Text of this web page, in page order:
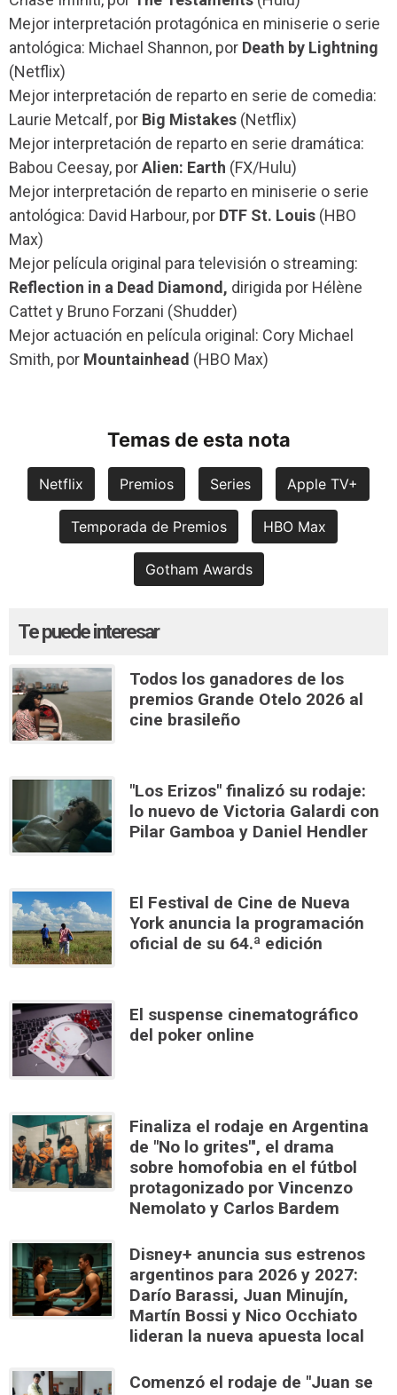
Mejor interpretación protagónica en miniserie o serie
antológica: Michael Shannon, por Death by Lightning
(Netflix)
Mejor interpretación de reparto en serie de comedia:
Laurie Metcalf, por Big Mistakes (Netflix)
Mejor interpretación de reparto en serie dramática:
Babou Ceesay, porAlien: Earth (FX/Hulu)
Mejor interpretación de reparto en miniserie o serie
antológica: David Harbour, por DTF St. Louis (HBO
Max)
Mejor película original para televisión o streaming:
Reflection in a Dead Diamond, dirigida por Hélène
Cattet y Bruno Forzani (Shudder)
Mejor actuación en película original: Cory Michael
Smith, por Mountainhead (HBO Max)
Temas de esta nota
Netflix Premios Series Apple TV+
Temporada de Premios HBO Max
Gotham Awards
Te puede interesar
Todos los ganadores de los
premios Grande Otelo 2026 al
cine brasileño
"Los Erizos" finalizó su rodaje:
lo nuevo de Victoria Galardi con
Pilar Gamboa y Daniel Hendler
El Festival de Cine de Nueva
York anuncia la programación
oficial de su 64.ª edición
El suspense cinematográfico
del poker online
Finaliza el rodaje en Argentina
de "No lo grites"', el drama
sobre homofobia en el fútbol
protagonizado por Vincenzo
Nemolato y Carlos Bardem
Disney+ anuncia sus estrenos
argentinos para 2026 y 2027:
Darío Barassi, Juan Minujín,
Martín Bossi y Nico Occhiato
lideran la nueva apuesta local
Comenzó el rodaje de "Juan se